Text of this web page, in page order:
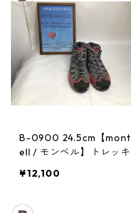
B-0900 24.5cm【mont b
ell / モンベル】トレッキ
ルーザー レディース
¥12,100